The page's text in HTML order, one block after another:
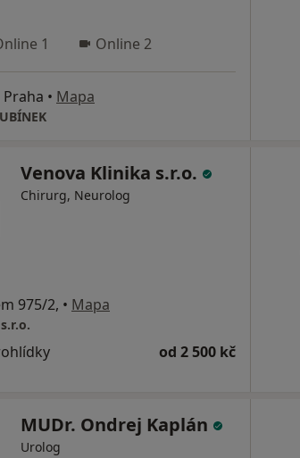
1 Online 2
• Mapa
Venova Klinika s.r.o.
Chirurg, Neurolog
975/2, • Mapa
od 2 500 kč
MUDr. Ondrej Kaplán
Urolog